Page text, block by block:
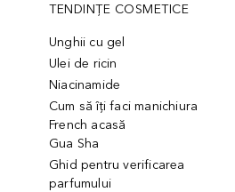
TENDINȚE COSMETICE
Unghii cu gel
Ulei de ricin
Niacinamide
Cum să îți faci manichiura
French acasă
Gua Sha
Ghid pentru verificarea
parfumului